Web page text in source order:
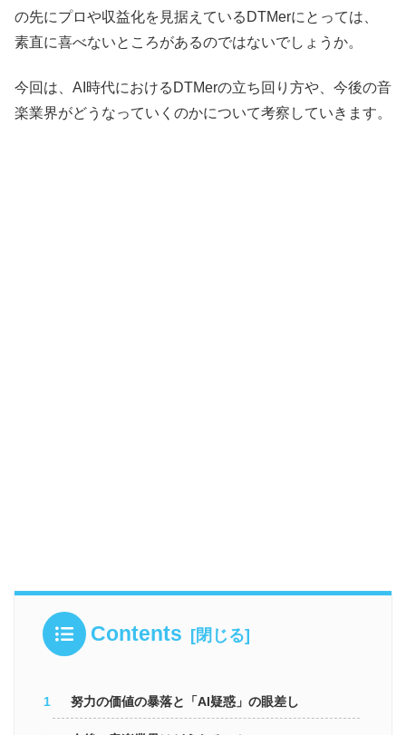
の先にプロや収益化を見据えているDTMerにとっては、
素直に喜べないところがあるのではないでしょうか。
今回は、AI時代におけるDTMerの立ち回り方や、今後の音
楽業界がどうなっていくのかについて考察していきます。
Contents
努力の価値の暴落と「AI疑惑」の眼差し